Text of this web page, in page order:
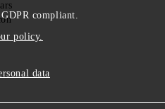
compliant.
policy.
data